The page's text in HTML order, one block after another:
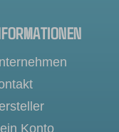
Konto